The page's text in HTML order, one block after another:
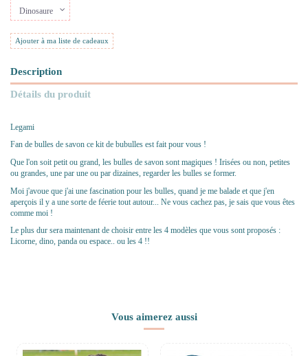
Ajouter à ma liste de cadeaux
Description
Détails du produit
Legami
Fan de bulles de savon ce kit de bubulles est fait pour vous !
Que l'on soit petit ou grand, les bulles de savon sont magiques ! Irisées ou non, petites
ou grandes, une par une ou par dizaines, regarder les bulles se former.
Moi j'avoue que j'ai une fascination pour les bulles, quand je me balade et que j'en
aperçois il y a une sorte de féerie tout autour... Ne vous cachez pas, je sais que vous êtes
comme moi !
Le plus dur sera maintenant de choisir entre les 4 modèles que vous sont proposés :
Licorne, dino, panda ou espace.. ou les 4 !!
Vous aimerez aussi